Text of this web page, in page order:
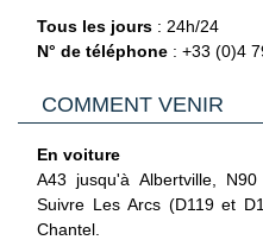
Tous les jours : 24h/24
N° de téléphone : +33 (0)4
COMMENT VENIR
En voiture
A43 jusqu'à Albertville,
Suivre Les Arcs (D119 et
Chantel.